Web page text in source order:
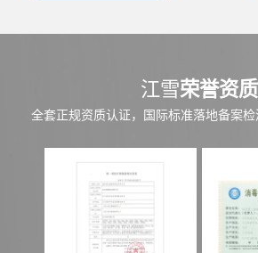
江雪荣誉资质
全套正规资质认证，国际标准落地备案